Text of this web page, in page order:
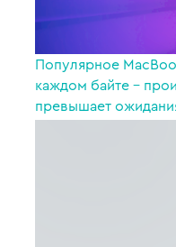
Популярное
каждом байте –
превышает